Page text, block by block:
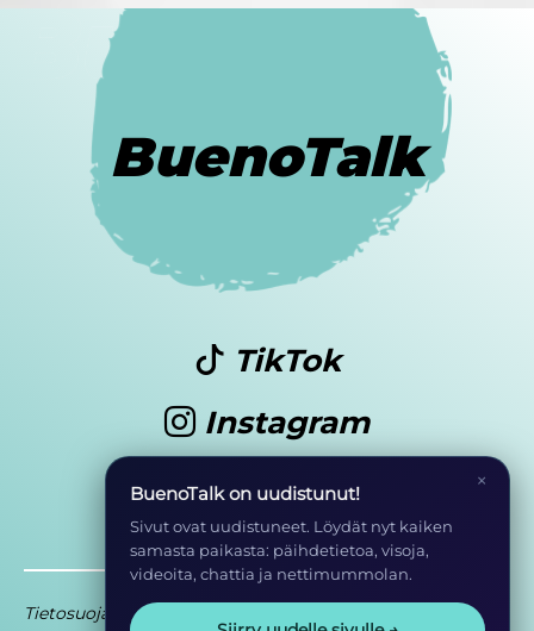
BuenoTalk
TikTok
Instagram
Youtube
Tietosuoja
×
BuenoTalk on uudistunut!
Sivut ovat uudistuneet. Löydät nyt kaiken
samasta paikasta: päihdetietoa, visoja,
videoita, chattia ja nettimummolan.